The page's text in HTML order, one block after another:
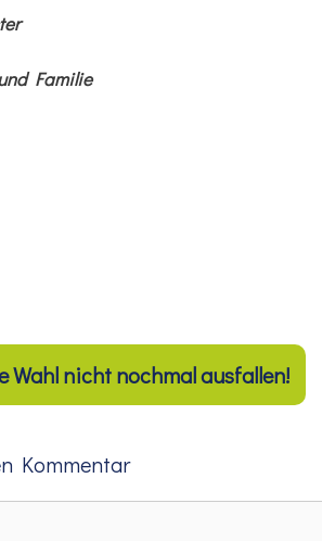
Familie
Wahl nicht nochmal ausfallen!
Kommentar